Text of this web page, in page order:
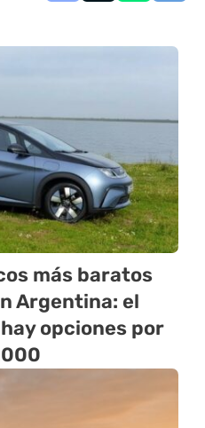
más baratos
Argentina: el
opciones por